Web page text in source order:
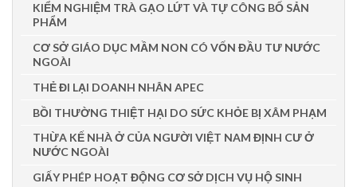
KIỂM NGHIỆM TRÀ GẠO LỨT VÀ TỰ CÔNG BỐ SẢN
PHẨM
CƠ SỞ GIÁO DỤC MẦM NON CÓ VỐN ĐẦU TƯ NƯỚC
NGOÀI
THẺ ĐI LẠI DOANH NHÂN APEC
BỒI THƯỜNG THIỆT HẠI DO SỨC KHỎE BỊ XÂM PHẠM
THỪA KẾ NHÀ Ở CỦA NGƯỜI VIỆT NAM ĐỊNH CƯ Ở
NƯỚC NGOÀI
GIẤY PHÉP HOẠT ĐỘNG CƠ SỞ DỊCH VỤ HỘ SINH